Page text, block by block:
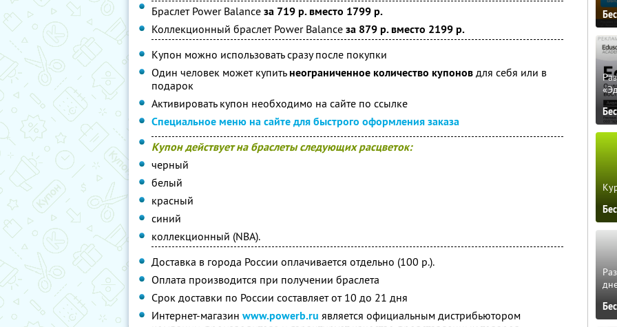
Браслет Power Balance за 719 р. вместо 1799 р.
Коллекционный браслет Power Balance за 879 р. вместо 2199 р.
Купон можно использовать сразу после покупки
Один человек может купитьнеограниченное количество купонов для себя или в
подарок
Активировать купон необходимо на сайте по ссылке
Специальное меню на сайте для быстрого оформления заказа
Купон действует на браслеты следующих расцветок:
черный
белый
красный
синий
коллекционный (NBA).
Доставка в города России оплачивается отдельно (100 р.).
Оплата производится при получении браслета
Срок доставки по России составляет от 10 до 21 дня
Интернет-магазин www.powerb.ru является официальным дистрибьютором